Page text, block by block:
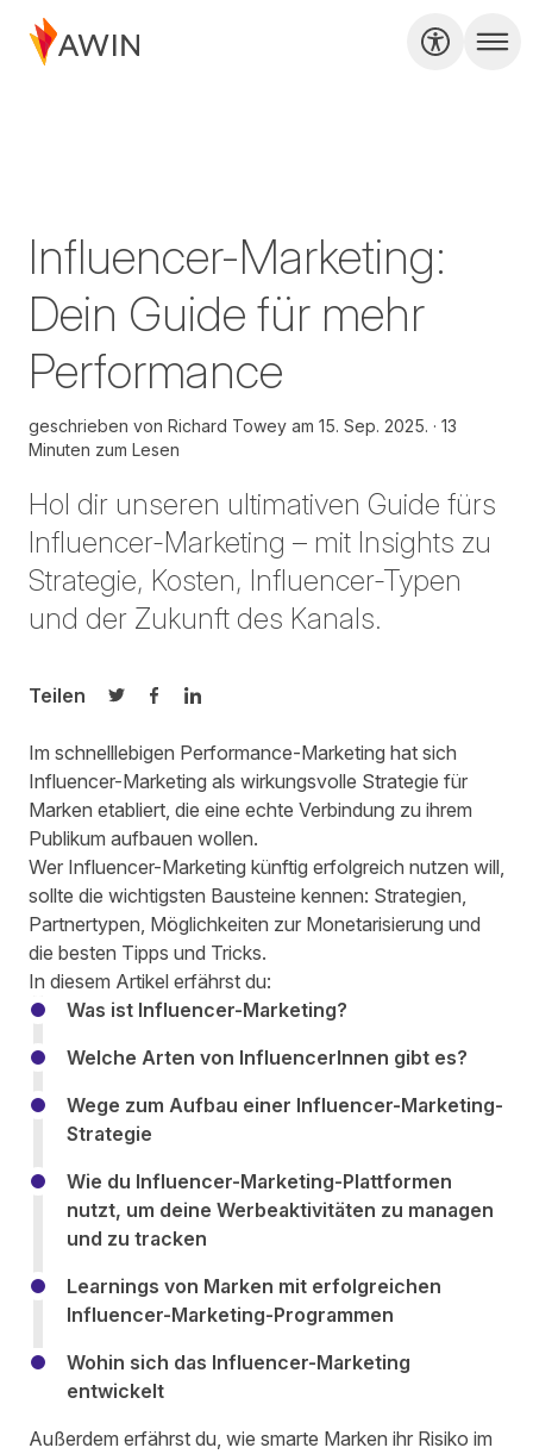
Influencer-Marketing:
Dein Guide für mehr
Performance
geschrieben von Richard Towey am 15. Sep. 2025.
13
Minuten zum Lesen
Hol dir unseren ultimativen Guide fürs
Influencer-Marketing – mit Insights zu
Strategie, Kosten, Influencer-Typen
und der Zukunft des Kanals.
Teilen
Auf Twitter teilen
Auf Facebook teilen
Auf LinkedIn teilen
Im schnelllebigen Performance-Marketing hat sich
Influencer-Marketing als wirkungsvolle Strategie für
Marken etabliert, die eine echte Verbindung zu ihrem
Publikum aufbauen wollen.
Wer Influencer-Marketing künftig erfolgreich nutzen will,
sollte die wichtigsten Bausteine kennen: Strategien,
Partnertypen, Möglichkeiten zur Monetarisierung und
die besten Tipps und Tricks.
In diesem Artikel erfährst du:
Was ist Influencer-Marketing?
Welche Arten von InfluencerInnen gibt es?
Wege zum Aufbau einer Influencer-Marketing-
Strategie
Wie du Influencer-Marketing-Plattformen
nutzt, um deine Werbeaktivitäten zu managen
und zu tracken
Learnings von Marken mit erfolgreichen
Influencer-Marketing-Programmen
Wohin sich das Influencer-Marketing
entwickelt
Außerdem erfährst du, wie smarte Marken ihr Risiko im